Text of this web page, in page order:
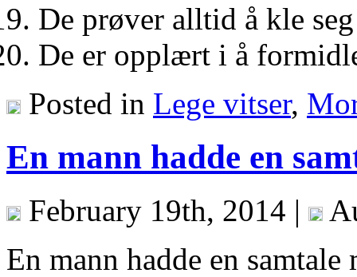
De prøver alltid å kle
De er opplært i å
Posted in Lege vitser,
En mann hadde en
February 19th, 2014 |
En mann hadde en samtale